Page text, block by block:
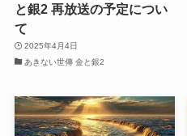
と銀2 再放送の予定につい
て
2025年4月4日
あきない世傳 金と銀2